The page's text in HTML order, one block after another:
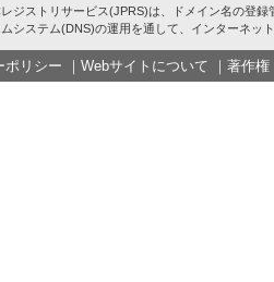
ジストリサービス(JPRS)は、ドメイン名の登録
ムシステム(DNS)の運用を通して、インターネッ
ポリシー ｜ Webサイトについて ｜ 著作権